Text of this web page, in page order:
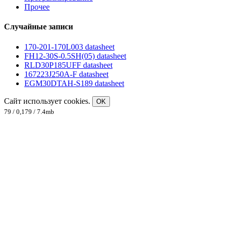
Прочее
Случайные записи
170-201-170L003 datasheet
FH12-30S-0.5SH(05) datasheet
RLD30P185UFF datasheet
167223J250A-F datasheet
EGM30DTAH-S189 datasheet
Сайт использует cookies.
OK
79 / 0,179 / 7.4mb